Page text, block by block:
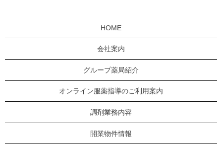
HOME
会社案内
グループ薬局紹介
オンライン服薬指導のご利用案内
調剤業務内容
開業物件情報